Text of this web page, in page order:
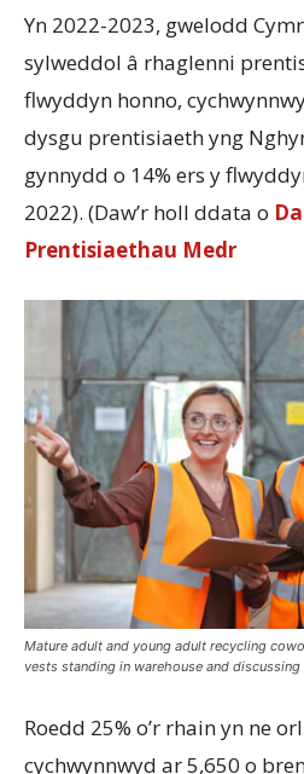
Yn 2022-2023, gwelodd
sylweddol â rhaglenni
flwyddyn honno,
dysgu prentisiaeth yng
gynnydd o 14% ers y
2022). (Daw’r holl ddata o
Prentisiaethau Medr
Mature adult and young adult recycling
vests standing in warehouse and
Roedd 25% o’r rhain yn ne
cychwynnwyd ar 5,650 o